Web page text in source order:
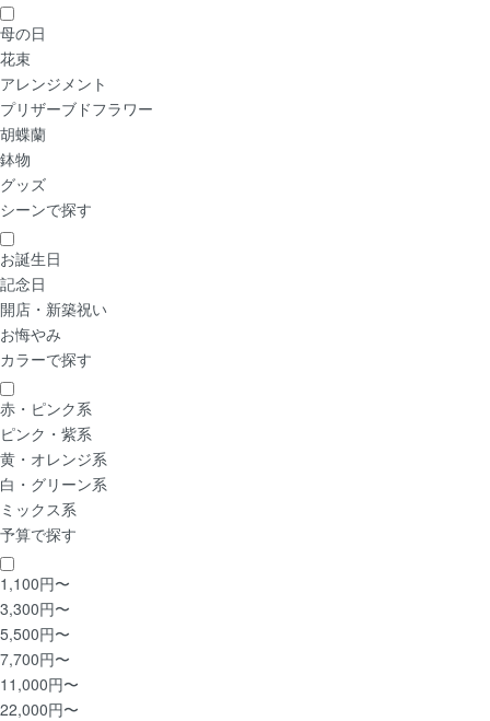
母の日
花束
アレンジメント
プリザーブドフラワー
胡蝶蘭
鉢物
グッズ
シーンで探す
お誕生日
記念日
開店・新築祝い
お悔やみ
カラーで探す
赤・ピンク系
ピンク・紫系
黄・オレンジ系
白・グリーン系
ミックス系
予算で探す
1,100円〜
3,300円〜
5,500円〜
7,700円〜
11,000円〜
22,000円〜